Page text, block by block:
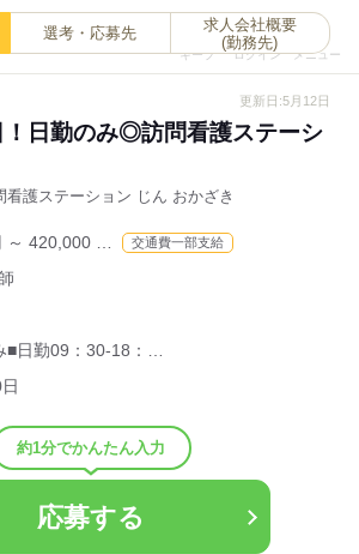
キープ
0
ログイン メニュー
選考・応募先
求人会社概要
(勤務先)
更新日:5月12日
日勤のみ◎訪問看護ステーシ
看護ステーション じん おかざき
～ 420,000 … 交通費一部支給
■日勤09：30-18：…
約1分でかんたん入力
応募する